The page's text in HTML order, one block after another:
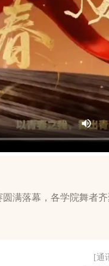
满落幕，各学院舞者
[通